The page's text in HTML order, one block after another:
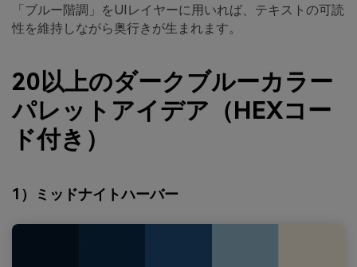
「ブルー階調」をUIレイヤーに用いれば、テキストの可読
性を維持しながら奥行きが生まれます。
20以上のダークブルーカラー
パレットアイデア（HEXコー
ド付き）
1）ミッドナイトハーバー